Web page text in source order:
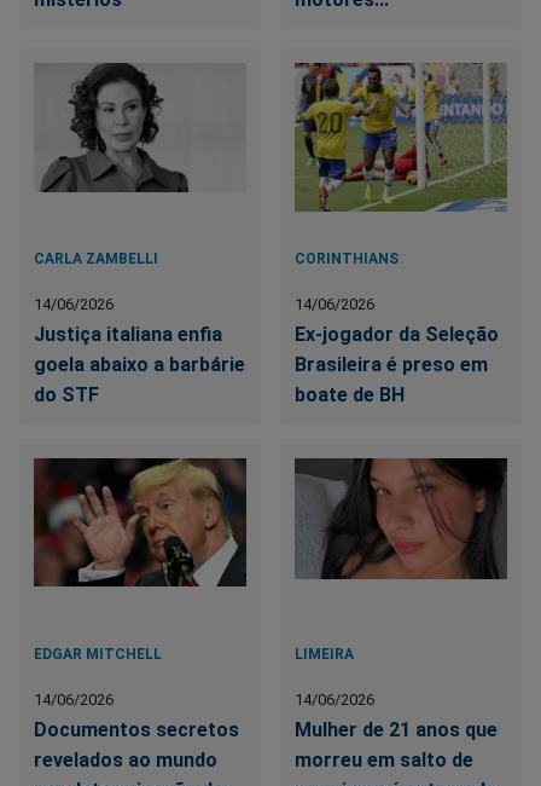
CARLA ZAMBELLI
14/06/2026
Justiça italiana enfia
goela abaixo a barbárie
do STF
CORINTHIANS
14/06/2026
Ex-jogador da Seleção
Brasileira é preso em
boate de BH
EDGAR MITCHELL
14/06/2026
Documentos secretos
revelados ao mundo
LIMEIRA
14/06/2026
Mulher de 21 anos que
morreu em salto de